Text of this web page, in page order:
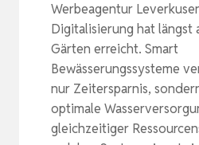
Werbeagentur
Digitalisierung hat längst
Gärten erreicht. Smart
Bewässerungssysteme
nur Zeitersparnis,
optimale
gleichzeitiger